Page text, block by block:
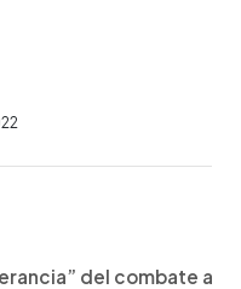
del combate a